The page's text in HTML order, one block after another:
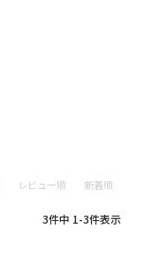
レビュー順 新着順
3件中 1-3件表示